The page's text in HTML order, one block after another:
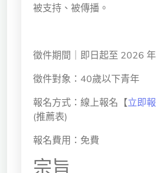
被支持、被傳播。
徵件期間｜即日起至 2026
徵件對象：40歲以下青年
報名方式：線上報名【立即
(推薦表)
報名費用：免費